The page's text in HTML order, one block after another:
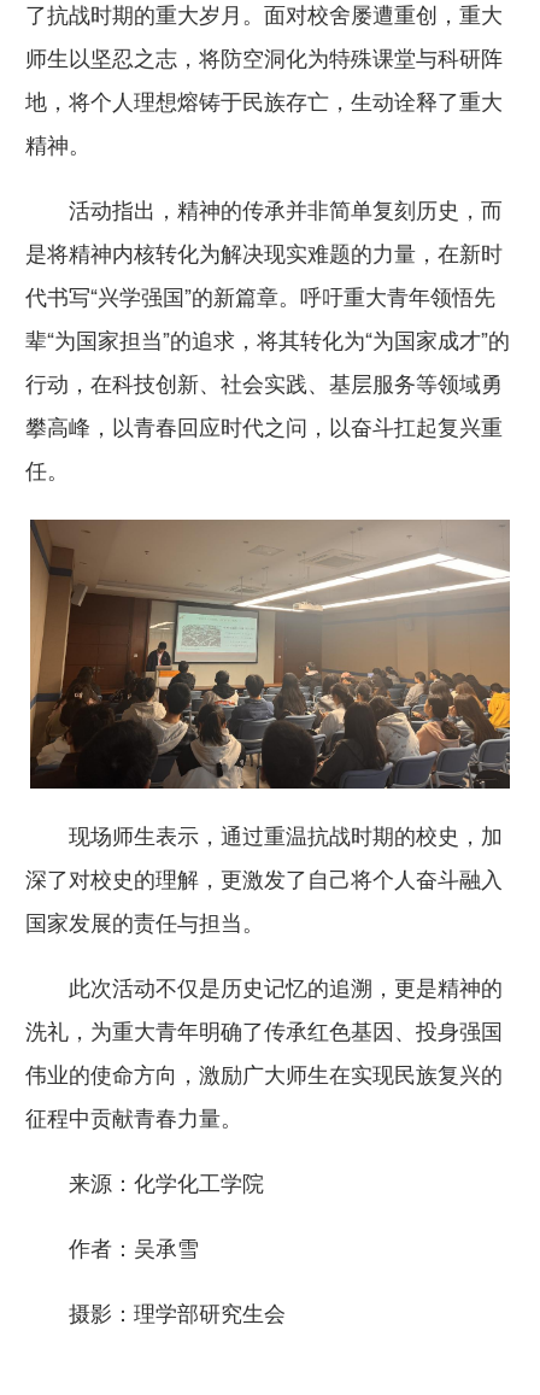
了抗战时期的重大岁月。面对校舍屡遭重创，重大
师生以坚忍之志，将防空洞化为特殊课堂与科研阵
地，将个人理想熔铸于民族存亡，生动诠释了重大
精神。
活动指出，精神的传承并非简单复刻历史，而
是将精神内核转化为解决现实难题的力量，在新时
代书写“兴学强国”的新篇章。呼吁重大青年领悟先
辈“为国家担当”的追求，将其转化为“为国家成才”的
行动，在科技创新、社会实践、基层服务等领域勇
攀高峰，以青春回应时代之问，以奋斗扛起复兴重
任。
现场师生表示，通过重温抗战时期的校史，加
深了对校史的理解，更激发了自己将个人奋斗融入
国家发展的责任与担当。
此次活动不仅是历史记忆的追溯，更是精神的
洗礼，为重大青年明确了传承红色基因、投身强国
伟业的使命方向，激励广大师生在实现民族复兴的
征程中贡献青春力量。
来源：化学化工学院
作者：吴承雪
摄影：理学部研究生会